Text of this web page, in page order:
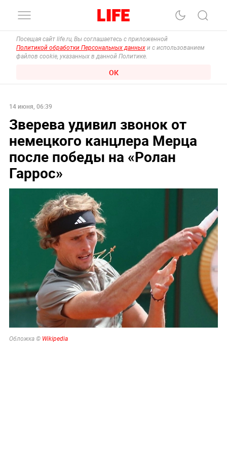
Посещая сайт life.ru, Вы соглашаетесь с приложенной
Политикой обработки Персональных данных и с использованием
файлов cookie, указанных в данной Политике.
ОК
14 июня, 06:39
Зверева удивил звонок от
немецкого канцлера Мерца
после победы на «Ролан
Гаррос»
Обложка © Wikipedia